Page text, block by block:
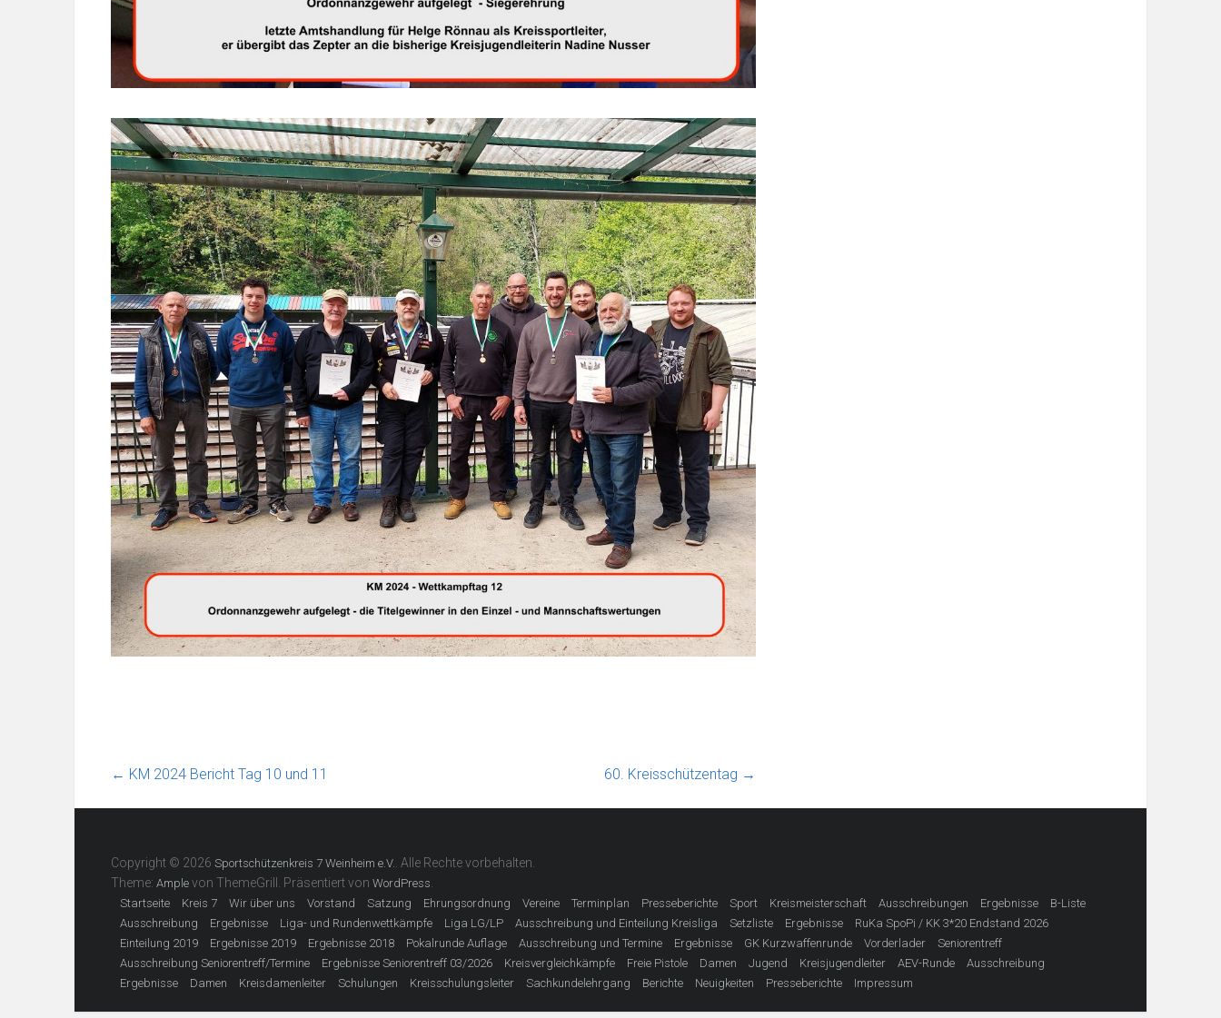
← KM 2024 Bericht Tag 10 und 11 60. Kreisschützentag →
Copyright © 2026 Sportschützenkreis 7 Weinheim e.V. . Alle Rechte vorbehalten.
Theme: Ample von ThemeGrill. Präsentiert von WordPress
Startseite Kreis 7 Wir über uns Vorstand Satzung Ehrungsordnung Vereine Terminplan Presseberichte Sport Kreismeisterschaft Ausschreibungen Ergebnisse
B-Liste
Ausschreibung
Ergebnisse Liga- und Rundenwettkämpfe Liga LG/LP Ausschreibung und Einteilung Kreisliga Setzliste Ergebnisse
RuKa SpoPi / KK 3*20 Endstand 2026
Einteilung 2019
Ergebnisse 2019 Ergebnisse 2018 Pokalrunde Auflage Ausschreibung und Termine Ergebnisse GK Kurzwaffenrunde Vorderlader
Seniorentreff
Ausschreibung Seniorentreff/Termine
Ergebnisse Seniorentreff 03/2026 Kreisvergleichkämpfe Freie Pistole Damen Jugend Kreisjugendleiter AEV-Runde
Ausschreibung
Ergebnisse
Damen Kreisdamenleiter Schulungen Kreisschulungsleiter Sachkundelehrgang Berichte Neuigkeiten Presseberichte Impressum